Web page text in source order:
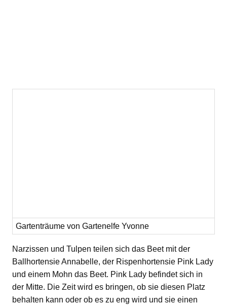
Gartenträume von Gartenelfe Yvonne
Narzissen und Tulpen teilen sich das Beet mit der
Ballhortensie Annabelle, der Rispenhortensie Pink Lady
und einem Mohn das Beet. Pink Lady befindet sich in
der Mitte. Die Zeit wird es bringen, ob sie diesen Platz
behalten kann oder ob es zu eng wird und sie einen